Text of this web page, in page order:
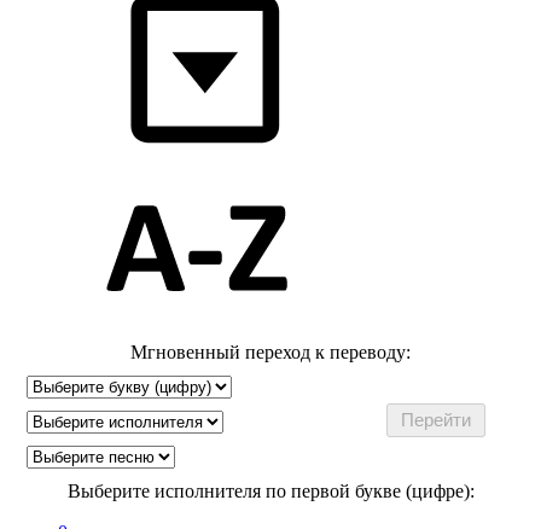
Мгновенный переход к переводу:
Выберите исполнителя по первой букве (цифре):